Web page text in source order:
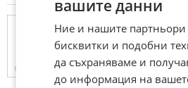
"Hell's
записала
(ВИДЕО)
16.05.2026
вашите данни
Ние и нашите партньори
бисквитки и подобни
да съхраняваме и
до информация на